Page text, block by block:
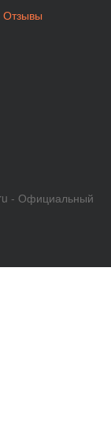
Отзывы
- Официальный